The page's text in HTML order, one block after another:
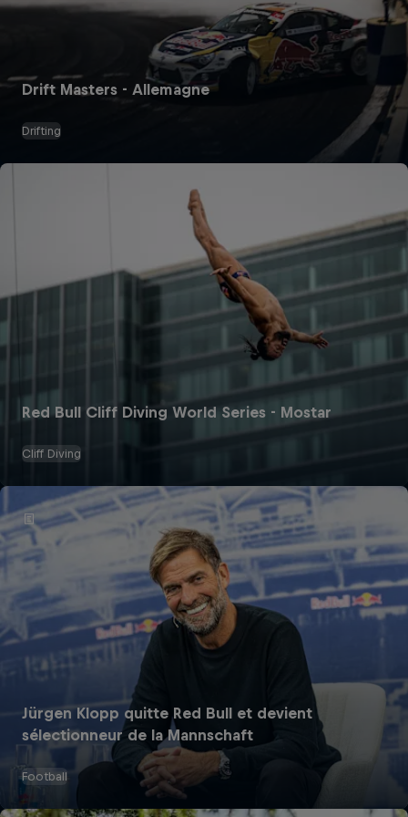
Drift Masters - Allemagne
Drifting
Red Bull Cliff Diving World Series - Mostar
Cliff Diving
Jürgen Klopp quitte Red Bull et devient
sélectionneur de la Mannschaft
Football